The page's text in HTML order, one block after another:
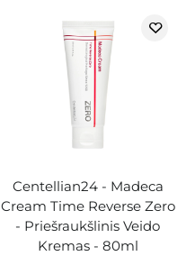
Centellian24 - Madeca
Cream Time Reverse Zero
- Priešraukšlinis Veido
Kremas - 80ml